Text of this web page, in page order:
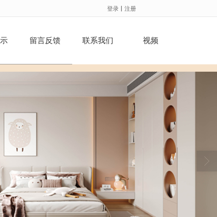
登录 丨 注册
留言反馈 联系我们 视频